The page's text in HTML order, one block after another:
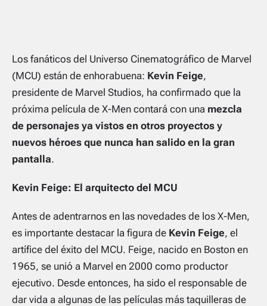
Los fanáticos del Universo Cinematográfico de Marvel
(MCU) están de enhorabuena: Kevin Feige,
presidente de Marvel Studios, ha confirmado que la
próxima película de X-Men contará con una mezcla
de personajes ya vistos en otros proyectos y
nuevos héroes que nunca han salido en la gran
pantalla.
Kevin Feige: El arquitecto del MCU
Antes de adentrarnos en las novedades de los X-Men,
es importante destacar la figura de Kevin Feige, el
artífice del éxito del MCU. Feige, nacido en Boston en
1965, se unió a Marvel en 2000 como productor
ejecutivo. Desde entonces, ha sido el responsable de
dar vida a algunas de las películas más taquilleras de